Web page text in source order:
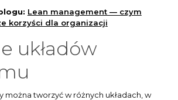
Lean management — czym
korzyści dla organizacji
układów
można tworzyć w różnych układach, w